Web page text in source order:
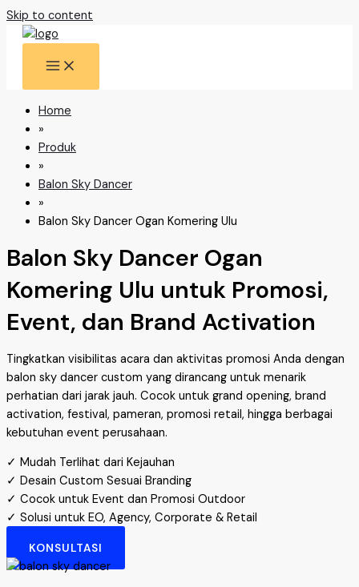
Skip to content
Home
»
Produk
»
Balon Sky Dancer
»
Balon Sky Dancer Ogan Komering Ulu
Balon Sky Dancer Ogan
Komering Ulu untuk Promosi,
Event, dan Brand Activation
Tingkatkan visibilitas acara dan aktivitas promosi Anda dengan
balon sky dancer custom yang dirancang untuk menarik
perhatian dari jarak jauh. Cocok untuk grand opening, brand
activation, festival, pameran, promosi retail, hingga berbagai
kebutuhan event perusahaan.
✓ Mudah Terlihat dari Kejauhan
✓ Desain Custom Sesuai Branding
✓ Cocok untuk Event dan Promosi Outdoor
✓ Solusi untuk EO, Agency, Corporate & Retail
KONSULTASI